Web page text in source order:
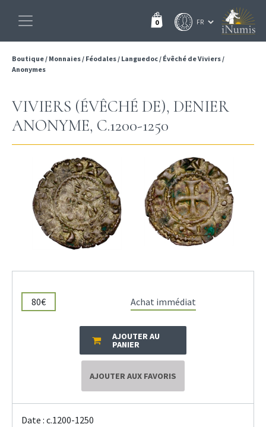
0
Boutique/ Monnaies/ Féodales/ Languedoc/ Évêché de Viviers/
Anonymes
VIVIERS (ÉVÊCHÉ DE), DENIER
ANONYME, C.1200-1250
80€ Achat immédiat
AJOUTER AU
PANIER
AJOUTER AUX FAVORIS
Date : c.1200-1250